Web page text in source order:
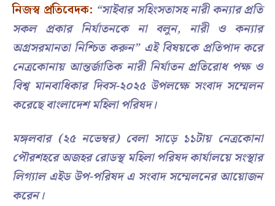
নিজস্ব প্রতিবেদক: “সাইবার সহিংসতাসহ নারী কন্যার প্রতি
সকল প্রকার নির্যাতনকে না বলুন, নারী ও কন্যার
অগ্রসরমানতা নিশ্চিত করুন” এই বিষয়কে প্রতিপাদ করে
নেত্রকোনায় আন্তর্জাতিক নারী নির্যাতন প্রতিরোধ পক্ষ ও
বিশ্ব মানবাধিকার দিবস-২০২৫ উপলক্ষে সংবাদ সম্মেলন
করেছে বাংলাদেশ মহিলা পরিষদ।
মঙ্গলবার (২৫ নভেম্বর) বেলা সাড়ে ১১টায় নেত্রকোনা
পৌরশহরে অজহর রোডস্থ মহিলা পরিষদ কার্যালয়ে সংস্থার
লিগ্যাল এইড উপ-পরিষদ এ সংবাদ সম্মেলনের আয়োজন
করেন।